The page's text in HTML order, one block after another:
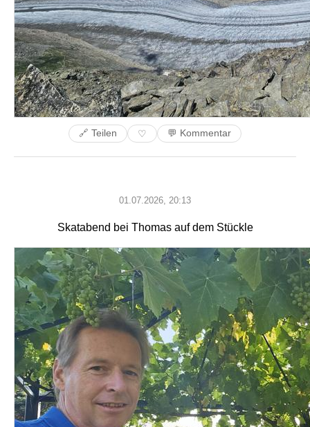
🔗 Teilen ♡ 💬 Kommentar
01.07.2026, 20:13
Skatabend bei Thomas auf dem Stückle